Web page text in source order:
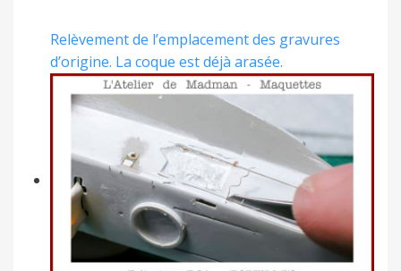
Relèvement de l’emplacement des gravures
d’origine. La coque est déjà arasée.